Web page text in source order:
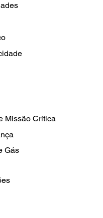
Missão Crítica
Gás